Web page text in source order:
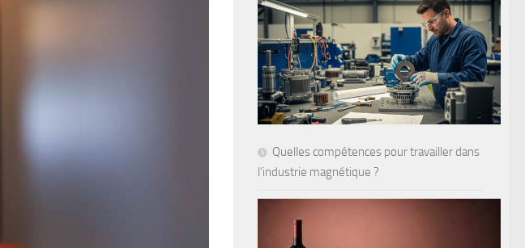
Quelles compétences pour travailler dans
l’industrie magnétique ?